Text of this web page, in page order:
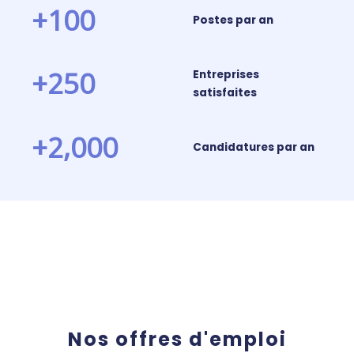
+100 Postes par an
+250
Entreprises
satisfaites
+2,000 Candidatures par an
Nos offres d'emploi